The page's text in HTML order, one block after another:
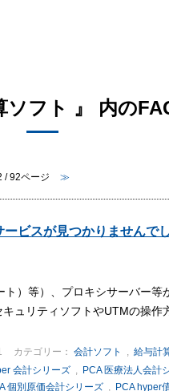
ソフト 』 内の
/ 92ページ ≫
ビスが見つかりませんで
）等）、プロキシサーバー
ュリティソフトやUTMの操
カテゴリー： 会計ソフト , 給与計
会計シリーズ, PCA 医療法人会計
個別原価会計シリーズ, PCA hyper